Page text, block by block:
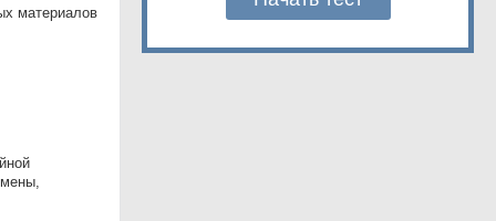
материалов